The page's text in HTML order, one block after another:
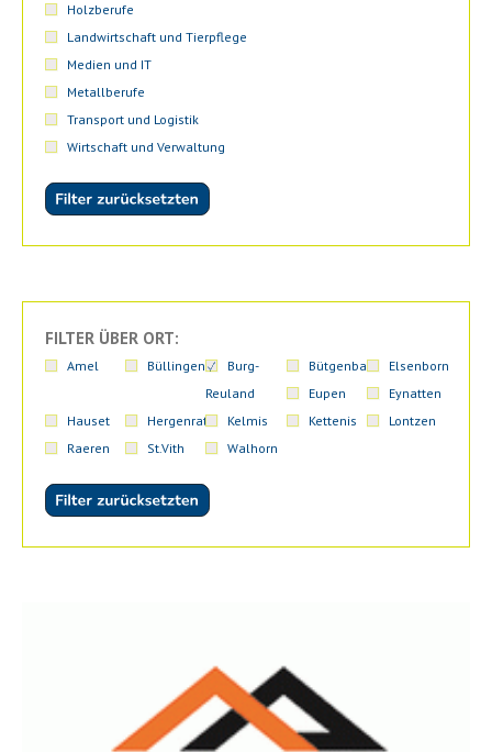
Holzberufe
Landwirtschaft und Tierpflege
Medien und IT
Metallberufe
Transport und Logistik
Wirtschaft und Verwaltung
FILTER ÜBER ORT:
Amel Büllingen
Burg-
Reuland
Bütgenbach
Elsenborn
Eupen
Eynatten
Hauset
Hergenrath Kelmis Kettenis
Lontzen
Raeren
St.Vith Walhorn